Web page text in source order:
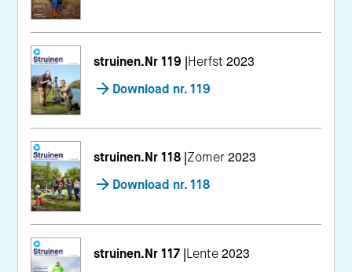
struinen.Nr 119 |Herfst 2023
Download nr. 119
struinen.Nr 118 Zomer 2023
Download nr. 118
struinen.Nr 117 |Lente 2023